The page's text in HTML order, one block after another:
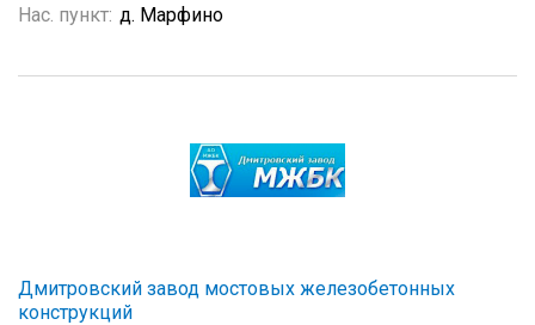
Нас. пункт: д. Марфино
Дмитровский завод мостовых железобетонных
конструкций